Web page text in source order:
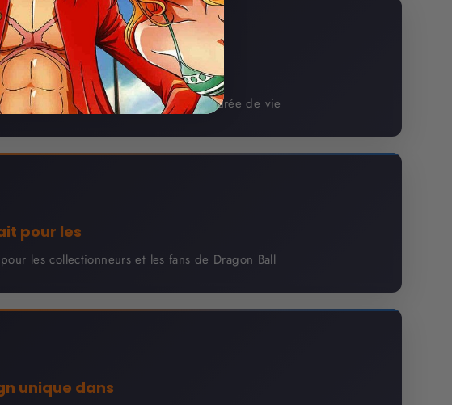
de haute
de haute qualité pour une longue durée de vie
pour les
les collectionneurs et les fans de Dragon Ball
unique dans